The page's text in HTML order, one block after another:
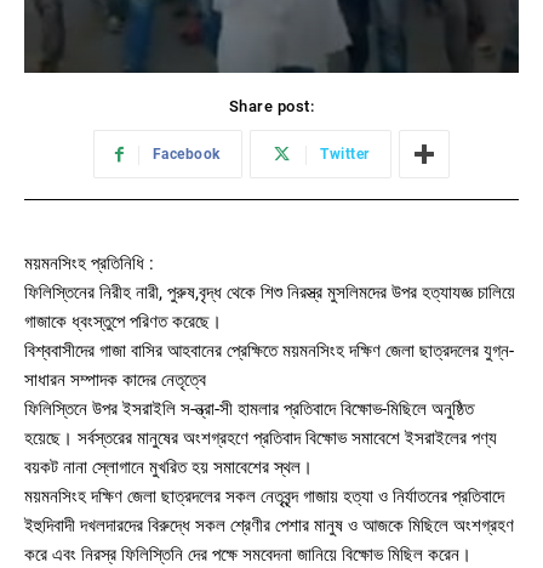
Share post:
Facebook Twitter
ময়মনসিংহ প্রতিনিধি :
ফিলিস্তিনের নিরীহ নারী, পুরুষ,বৃদ্ধ থেকে শিশু নিরস্ত্র মুসলিমদের উপর হত্যাযজ্ঞ চালিয়ে
গাজাকে ধ্বংস্তুপে পরিণত করেছে।
বিশ্ববাসীদের গাজা বাসির আহবানের প্রেক্ষিতে ময়মনসিংহ দক্ষিণ জেলা ছাত্রদলের যুগ্ন-
সাধারন সম্পাদক কাদের নেতৃত্বে
ফিলিস্তিনে উপর ইসরাইলি স-ন্ত্রা-সী হামলার প্রতিবাদে বিক্ষোভ-মিছিলে অনুষ্ঠিত
হয়েছে। সর্বস্তরের মানুষের অংশগ্রহণে প্রতিবাদ বিক্ষোভ সমাবেশে ইসরাইলের পণ্য
বয়কট নানা স্লোগানে মুখরিত হয় সমাবেশের স্থল।
ময়মনসিংহ দক্ষিণ জেলা ছাত্রদলের সকল নেতৃবৃন্দ গাজায় হত্যা ও নির্যাতনের প্রতিবাদে
ইহুদিবাদী দখলদারদের বিরুদ্ধে সকল শ্রেণীর পেশার মানুষ ও আজকে মিছিলে অংশগ্রহণ
করে এবং নিরস্র ফিলিস্তিনি দের পক্ষে সমবেদনা জানিয়ে বিক্ষোভ মিছিল করেন।